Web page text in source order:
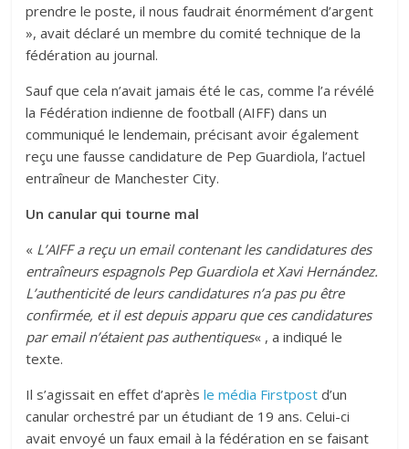
prendre le poste, il nous faudrait énormément d’argent
», avait déclaré un membre du comité technique de la
fédération au journal.
Sauf que cela n’avait jamais été le cas, comme l’a révélé
la Fédération indienne de football (AIFF) dans un
communiqué le lendemain, précisant avoir également
reçu une fausse candidature de Pep Guardiola, l’actuel
entraîneur de Manchester City.
Un canular qui tourne mal
« L’AIFF a reçu un email contenant les candidatures des
entraîneurs espagnols Pep Guardiola et Xavi Hernández.
L’authenticité de leurs candidatures n’a pas pu être
confirmée, et il est depuis apparu que ces candidatures
par email n’étaient pas authentiques« , a indiqué le
texte.
Il s’agissait en effet d’aprèsle média Firstpost d’un
canular orchestré par un étudiant de 19 ans. Celui-ci
avait envoyé un faux email à la fédération en se faisant